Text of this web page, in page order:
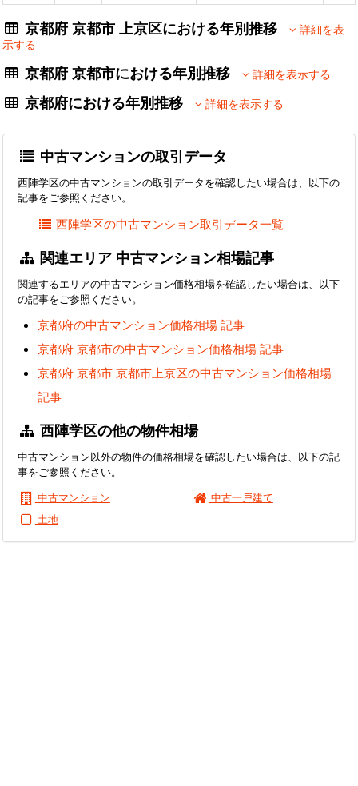
京都府 京都市 上京区における年別推移
詳細を表
示する
京都府 京都市における年別推移 詳細を表示する
京都府における年別推移 詳細を表示する
中古マンションの取引データ
西陣学区の中古マンションの取引データを確認したい場合は、以下の
記事をご参照ください。
西陣学区の中古マンション取引データ一覧
関連エリア 中古マンション相場記事
関連するエリアの中古マンション価格相場を確認したい場合は、以下
の記事をご参照ください。
京都府の中古マンション価格相場 記事
京都府 京都市の中古マンション価格相場 記事
京都府 京都市 京都市上京区の中古マンション価格相場
記事
西陣学区の他の物件相場
中古マンション以外の物件の価格相場を確認したい場合は、以下の記
事をご参照ください。
中古マンション
中古一戸建て
土地